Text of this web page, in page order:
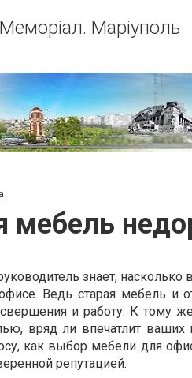
Меморіал. Маріуполь
мебель
знает, насколько
Ведь старая мебель и
и работу. К тому
вряд ли впечатлит ваших
как выбор мебели для
репутацией.